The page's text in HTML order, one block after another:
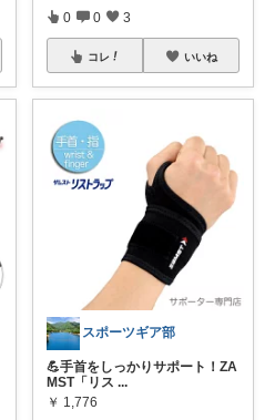
0 0 3
コレ いいね
スポーツギア部
💪手首をしっかりサポート！ZA
MST「リス ...
￥ 1,776